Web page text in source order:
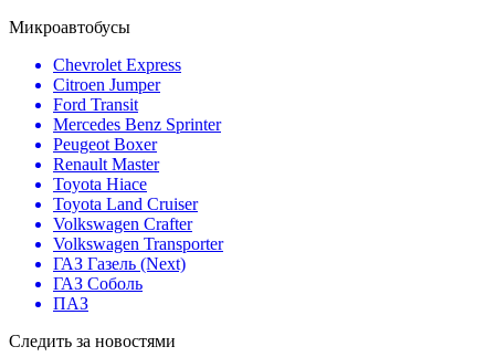
Микроавтобусы
Chevrolet Express
Citroen Jumper
Ford Transit
Mercedes Benz Sprinter
Peugeot Boxer
Renault Master
Toyota Hiace
Toyota Land Cruiser
Volkswagen Crafter
Volkswagen Transporter
ГАЗ Газель (Next)
ГАЗ Соболь
ПАЗ
Следить за новостями